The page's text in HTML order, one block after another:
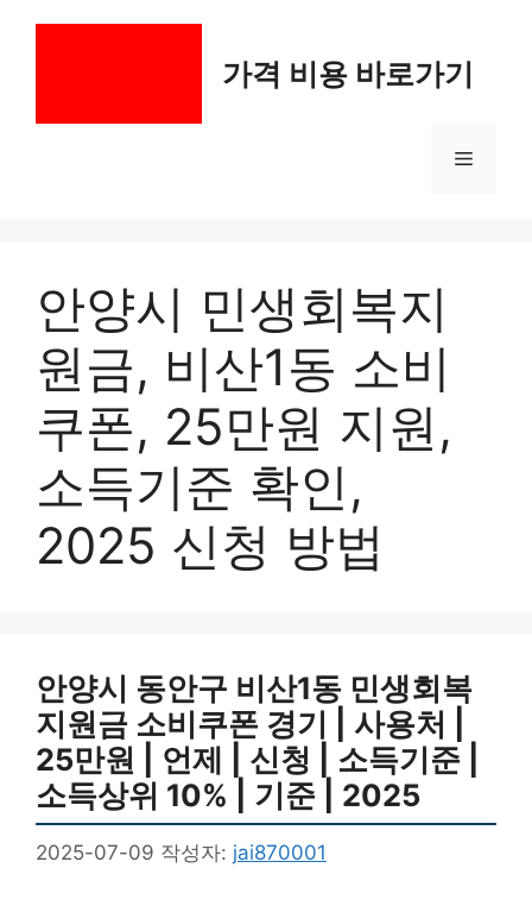
가격 비용 바로가기
메
안양시 민생회복지
원금, 비산1동 소비
쿠폰, 25만원 지원,
소득기준 확인,
2025 신청 방법
안양시 동안구 비산1동 민생회복
지원금 소비쿠폰 경기 | 사용처 |
25만원 | 언제 | 신청 | 소득기준 |
소득상위 10% | 기준 | 2025
2025-07-09 작성자: jai870001